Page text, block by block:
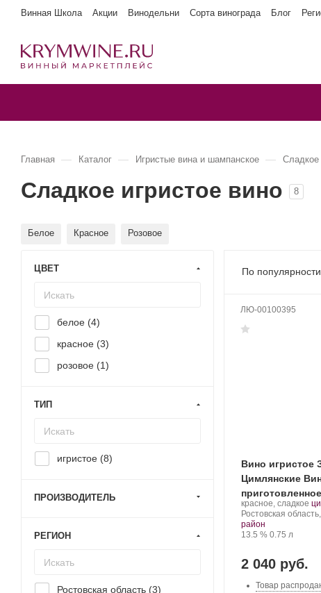
Винная Школа Акции Винодельни Сорта винограда Блог
Главная — Каталог — Игристые вина и шампанское — Сладкое
Сладкое игристое вино 8
Белое Красное Розовое
По
ЛЮ-00100395
Вино игристое
Цимлянские
способом
Производитель:
Цимлянские
Вина.
красное, сладкое .
Регион:
Ростовская
район
Крепость
13.5 %. Объем
0.75 л
2 040 руб.
Товар
ЦВЕТ
белое (4)
красное (3)
розовое (1)
ТИП
игристое (8)
ПРОИЗВОДИТЕЛЬ
РЕГИОН
Ростовская область (3)